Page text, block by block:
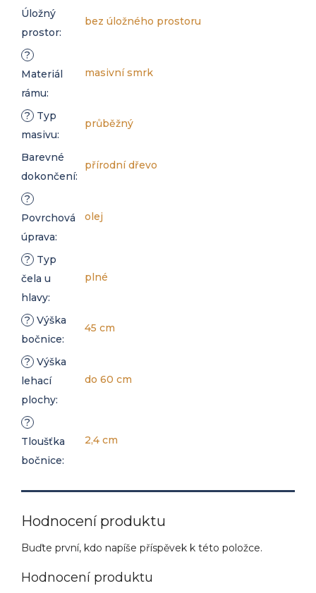
Úložný
prostor:
bez úložného prostoru
?
Materiál
rámu:
masivní smrk
?
Typ
masivu:
průběžný
Barevné
dokončení:
přírodní dřevo
?
Povrchová
úprava:
olej
?
Typ
čela u
hlavy:
plné
? Výška
bočnice:
45 cm
? Výška
lehací
plochy:
do 60 cm
?
Tloušťka
bočnice:
2,4 cm
Hodnocení produktu
Buďte první, kdo napíše příspěvek k této položce.